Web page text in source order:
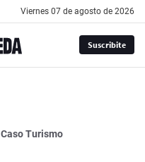
viernes 07 de agosto de 2026
Suscribite
Caso Turismo